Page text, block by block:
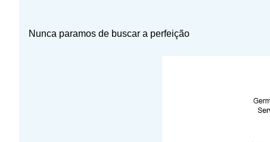
Nunca paramos de buscar a perfeição